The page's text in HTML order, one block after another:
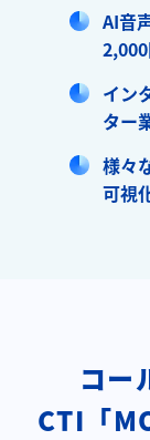
AI音
イン
ター
様々
可視
コー
CTI「